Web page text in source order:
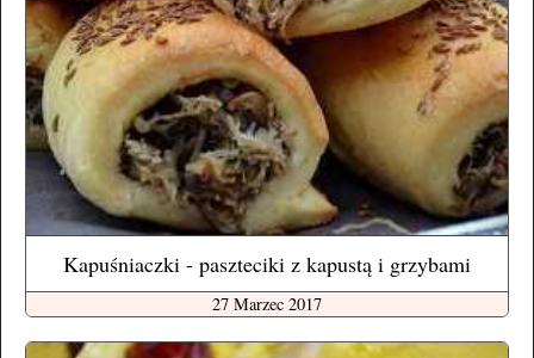
Kapuśniaczki - paszteciki z kapustą i grzybami
27 Marzec 2017